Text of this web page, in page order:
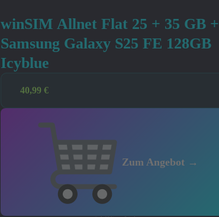
winSIM Allnet Flat 25 + 35 GB +
Samsung Galaxy S25 FE 128GB
Icyblue
40,99 €
Zum Angebot →